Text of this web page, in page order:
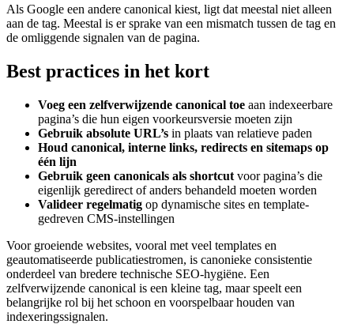
Als Google een andere canonical kiest, ligt dat meestal niet alleen
aan de tag. Meestal is er sprake van een mismatch tussen de tag en
de omliggende signalen van de pagina.
Best practices in het kort
Voeg een zelfverwijzende canonical toe aan indexeerbare
pagina’s die hun eigen voorkeursversie moeten zijn
Gebruik absolute URL’s in plaats van relatieve paden
Houd canonical, interne links, redirects en sitemaps op
één lijn
Gebruik geen canonicals als shortcut voor pagina’s die
eigenlijk geredirect of anders behandeld moeten worden
Valideer regelmatig op dynamische sites en template-
gedreven CMS-instellingen
Voor groeiende websites, vooral met veel templates en
geautomatiseerde publicatiestromen, is canonieke consistentie
onderdeel van bredere technische SEO-hygiëne. Een
zelfverwijzende canonical is een kleine tag, maar speelt een
belangrijke rol bij het schoon en voorspelbaar houden van
indexeringssignalen.